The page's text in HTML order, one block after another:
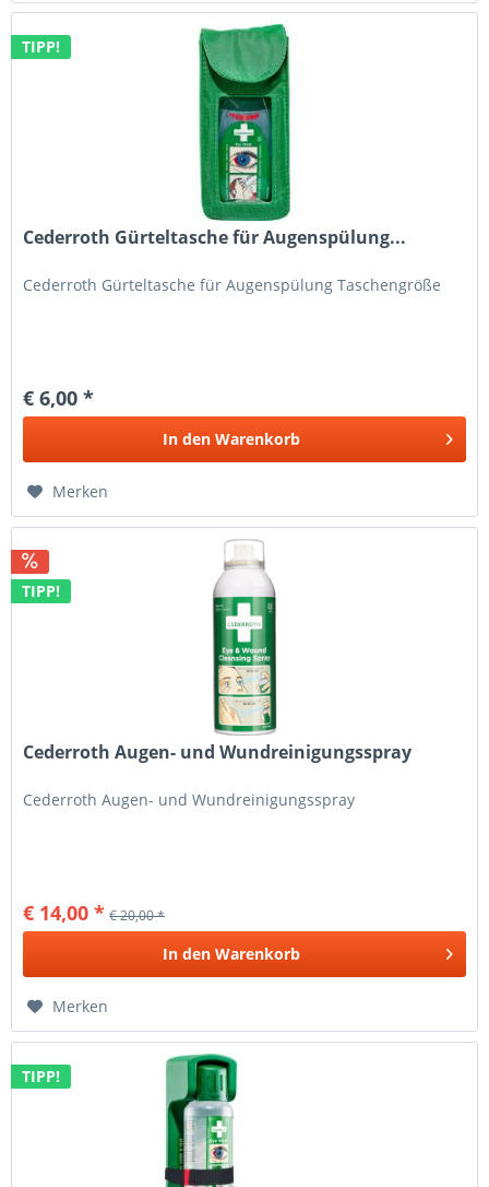
TIPP!
Cederroth Gürteltasche für Augenspülung...
Cederroth Gürteltasche für Augenspülung Taschengröße
€ 6,00 *
In den Warenkorb
Merken
TIPP!
Cederroth Augen- und Wundreinigungsspray
Cederroth Augen- und Wundreinigungsspray
€ 14,00 * € 20,00 *
In den Warenkorb
Merken
TIPP!